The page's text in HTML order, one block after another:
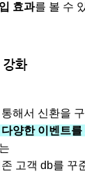
효과를 볼 수
해서 신환을
양한 이벤트
고객 db를 꾸